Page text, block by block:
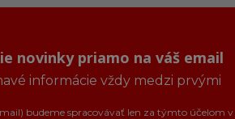
novinky priamo na váš email
informácie vždy medzi prvými
budeme spracovávať len za týmto